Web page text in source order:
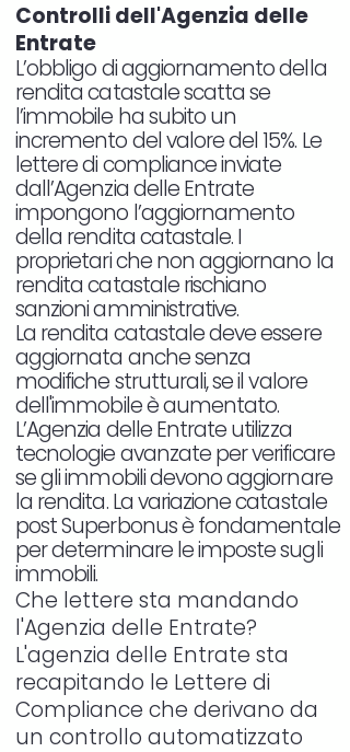
Controlli dell'Agenzia delle
Entrate
L’obbligo di aggiornamento della
rendita catastale scatta se
l’immobile ha subito un
incremento del valore del 15%. Le
lettere di compliance inviate
dall’Agenzia delle Entrate
impongono l’aggiornamento
della rendita catastale. I
proprietari che non aggiornano la
rendita catastale rischiano
sanzioni amministrative.
La rendita catastale deve essere
aggiornata anche senza
modifiche strutturali, se il valore
dell'immobile è aumentato.
L’Agenzia delle Entrate utilizza
tecnologie avanzate per verificare
se gli immobili devono aggiornare
la rendita. La variazione catastale
post Superbonus è fondamentale
per determinare le imposte sugli
immobili.
Che lettere sta mandando
l'Agenzia delle Entrate?
L'agenzia delle Entrate sta
recapitando le Lettere di
Compliance che derivano da
un controllo automatizzato